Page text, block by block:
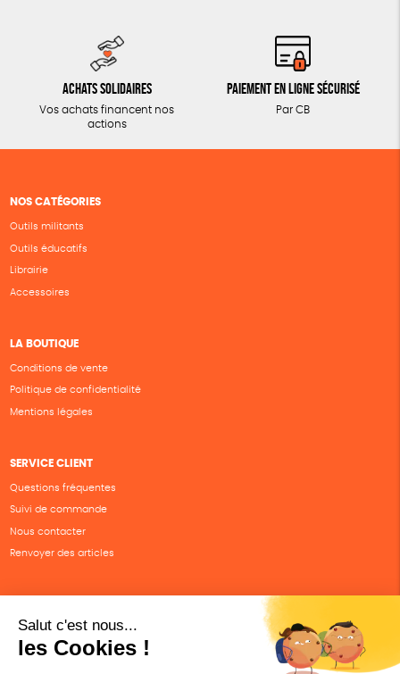
Achats solidaires
Vos achats financent nos
actions
Paiement en ligne sécurisé
Par CB
NOS CATÉGORIES
Outils militants
Outils éducatifs
Librairie
Accessoires
LA BOUTIQUE
Conditions de vente
Politique de confidentialité
Mentions légales
SERVICE CLIENT
Questions fréquentes
Suivi de commande
Nous contacter
Renvoyer des articles